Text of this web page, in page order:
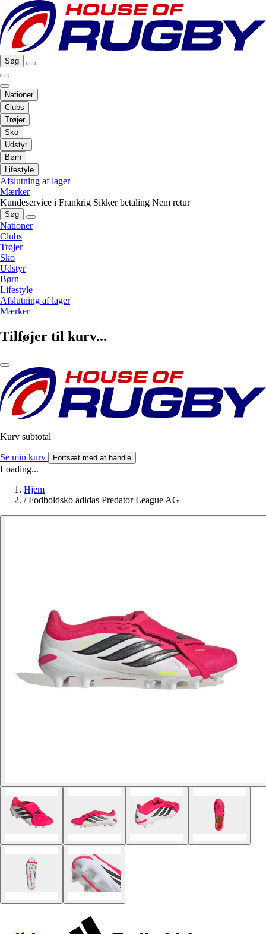
Søg
Nationer
Clubs
Trøjer
Sko
Udstyr
Børn
Lifestyle
Afslutning af lager
Mærker
Kundeservice i Frankrig Sikker betaling Nem retur
Søg
Nationer
Clubs
Trøjer
Sko
Udstyr
Børn
Lifestyle
Afslutning af lager
Mærker
Tilføjer til kurv...
Kurv subtotal
Se min kurv Fortsæt med at handle
Loading...
Hjem
/ Fodboldsko adidas Predator League AG